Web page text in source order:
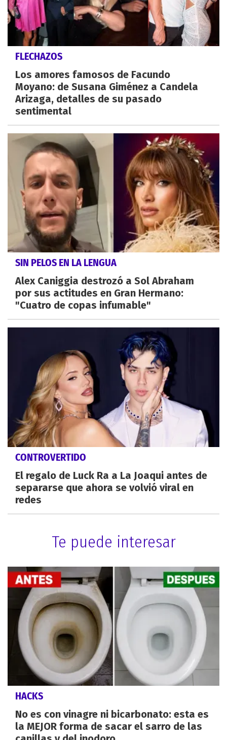
FLECHAZOS
Los amores famosos de Facundo
Moyano: de Susana Giménez a Candela
Arizaga, detalles de su pasado
sentimental
SIN PELOS EN LA LENGUA
Alex Caniggia destrozó a Sol Abraham
por sus actitudes en Gran Hermano:
"Cuatro de copas infumable"
CONTROVERTIDO
El regalo de Luck Ra a La Joaqui antes de
separarse que ahora se volvió viral en
redes
Te puede interesar
HACKS
No es con vinagre ni bicarbonato: esta es
la MEJOR forma de sacar el sarro de las